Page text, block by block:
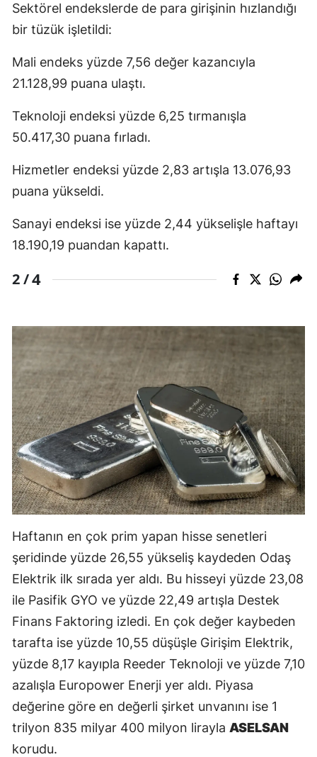
Sektörel endekslerde de para girişinin hızlandığı
bir tüzük işletildi:
Mali endeks yüzde 7,56 değer kazancıyla
21.128,99 puana ulaştı.
Teknoloji endeksi yüzde 6,25 tırmanışla
50.417,30 puana fırladı.
Hizmetler endeksi yüzde 2,83 artışla 13.076,93
puana yükseldi.
Sanayi endeksi ise yüzde 2,44 yükselişle haftayı
18.190,19 puandan kapattı.
2 /4
Haftanın en çok prim yapan hisse senetleri
şeridinde yüzde 26,55 yükseliş kaydeden Odaş
Elektrik ilk sırada yer aldı. Bu hisseyi yüzde 23,08
ile Pasifik GYO ve yüzde 22,49 artışla Destek
Finans Faktoring izledi. En çok değer kaybeden
tarafta ise yüzde 10,55 düşüşle Girişim Elektrik,
yüzde 8,17 kayıpla Reeder Teknoloji ve yüzde 7,10
azalışla Europower Enerji yer aldı. Piyasa
değerine göre en değerli şirket unvanını ise 1
trilyon 835 milyar 400 milyon lirayla ASELSAN
korudu.